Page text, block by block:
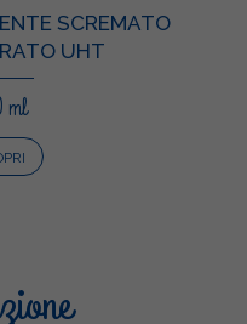
SCREMATO
UHT
ml